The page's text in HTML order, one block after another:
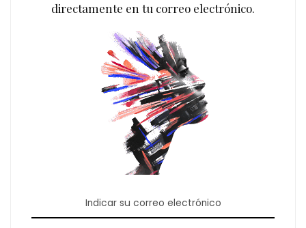
directamente en tu correo electrónico.